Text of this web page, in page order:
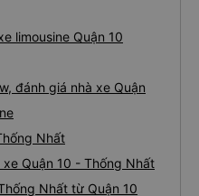
limousine Quận 10
đánh giá nhà xe Quận
Nhất
Quận 10 - Thống Nhất
Nhất từ Quận 10